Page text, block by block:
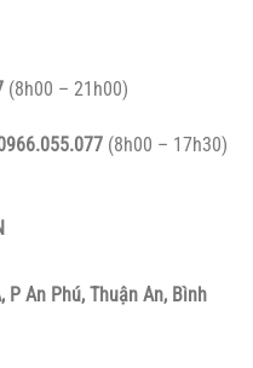
(8h00 – 21h00)
(8h00 – 17h30)
P An Phú, Thuận An, Bình